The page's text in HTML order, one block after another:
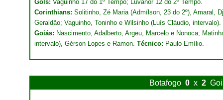
Gols: Vaguinho 17 do 1º Tempo; Luvanor 12 do 2º Tempo.
Corinthians: Solitinho, Zé Maria (Admílson, 23 do 2º), Amaral,
Geraldão; Vaguinho, Toninho e Wilsinho (Luís Cláudio, intervalo).
Goiás: Nascimento, Adalberto, Argeu, Marcelo e Nonoca;
intervalo), Gérson Lopes e Ramon. Técnico: Paulo Emílio.
Botafogo 0 x 2